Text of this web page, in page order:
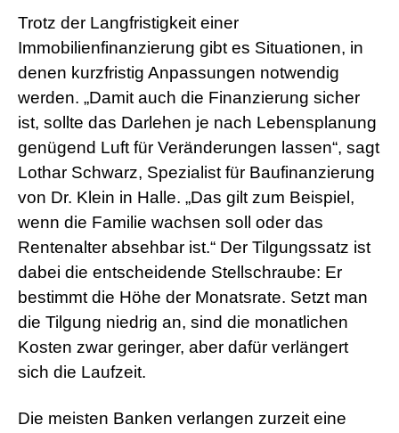
Trotz der Langfristigkeit einer
Immobilienfinanzierung gibt es Situationen, in
denen kurzfristig Anpassungen notwendig
werden. „Damit auch die Finanzierung sicher
ist, sollte das Darlehen je nach Lebensplanung
genügend Luft für Veränderungen lassen“, sagt
Lothar Schwarz, Spezialist für Baufinanzierung
von Dr. Klein in Halle. „Das gilt zum Beispiel,
wenn die Familie wachsen soll oder das
Rentenalter absehbar ist.“ Der Tilgungssatz ist
dabei die entscheidende Stellschraube: Er
bestimmt die Höhe der Monatsrate. Setzt man
die Tilgung niedrig an, sind die monatlichen
Kosten zwar geringer, aber dafür verlängert
sich die Laufzeit.
Die meisten Banken verlangen zurzeit eine